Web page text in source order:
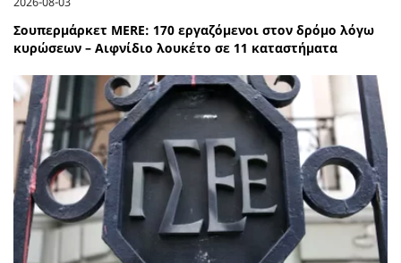
Σουπερμάρκετ MERE: 170 εργαζόμενοι στον δρόμο λόγω
κυρώσεων – Αιφνίδιο λουκέτο σε 11 καταστήματα